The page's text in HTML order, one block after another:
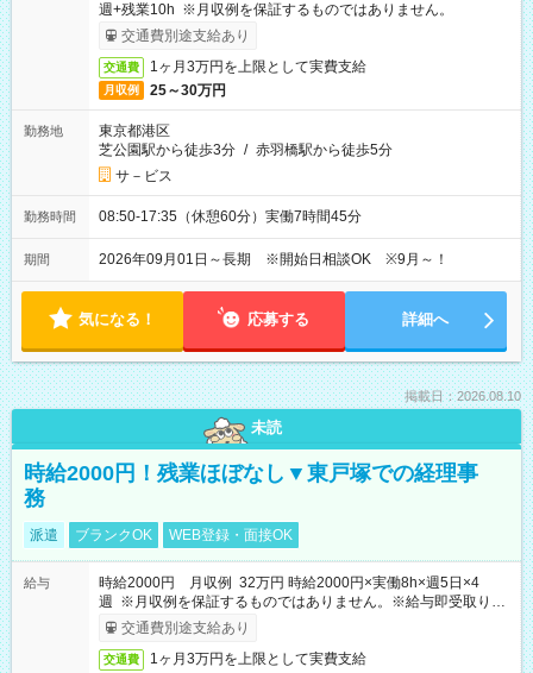
週+残業10h ※月収例を保証するものではありません。
交通費別途支給あり
交通費 1ヶ月3万円を上限として実費支給
月収例 25～30万円
勤務地
東京都港区
芝公園駅から徒歩3分 / 赤羽橋駅から徒歩5分
サ－ビス
勤務時間 08:50-17:35（休憩60分）実働7時間45分
期間 2026年09月01日～長期 ※開始日相談OK ※9月～！
気になる！ 応募する 詳細へ
掲載日：2026.08.10
未読
時給2000円！残業ほぼなし▼東戸塚での経理事
務
派遣 ブランクOK WEB登録・面接OK
給与
時給2000円 月収例 32万円 時給2000円×実働8h×週5日×4
週 ※月収例を保証するものではありません。※給与即受取りサ
ービス利用可（利用条件有）
交通費別途支給あり
交通費 1ヶ月3万円を上限として実費支給